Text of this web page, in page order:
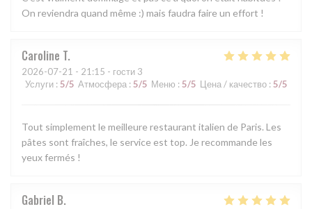
On reviendra quand même :) mais faudra faire un effort !
Caroline T
2026-07-21 - 21:15 - гости 3
Услуги : 5/5 Атмосфера : 5/5 Меню : 5/5 Цена / качество : 5/5
Tout simplement le meilleure restaurant italien de Paris. Les
pâtes sont fraîches, le service est top. Je recommande les
yeux fermés !
Gabriel B